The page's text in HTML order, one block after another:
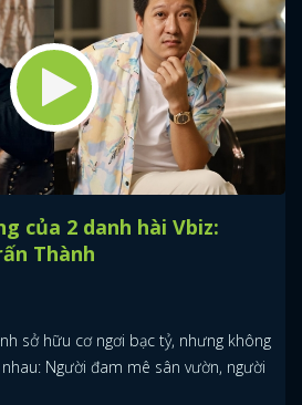
của 2 danh hài Vbiz:
Thành
sở hữu cơ ngơi bạc tỷ, nhưng không
Người đam mê sân vườn, người